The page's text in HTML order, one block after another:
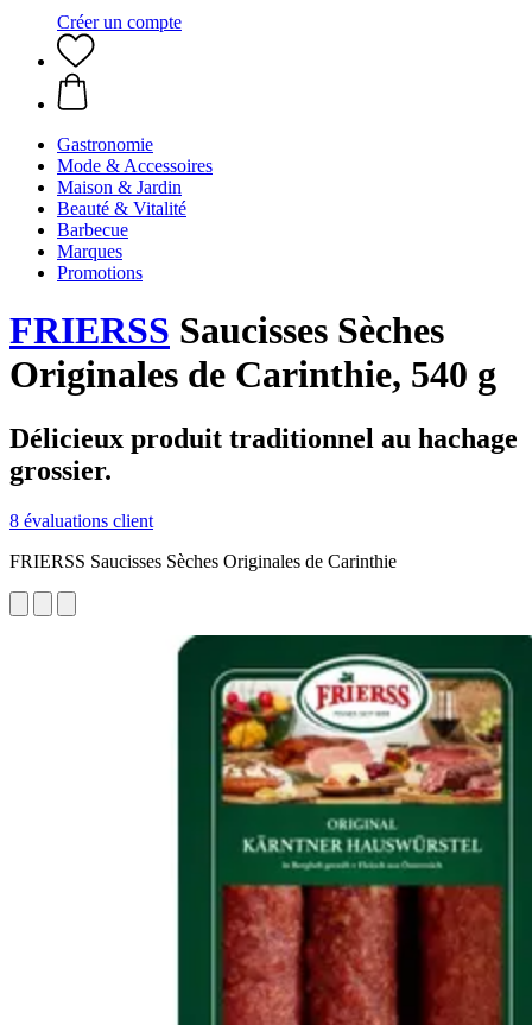
Créer un compte
Gastronomie
Mode & Accessoires
Maison & Jardin
Beauté & Vitalité
Barbecue
Marques
Promotions
FRIERSS Saucisses Sèches
Originales de Carinthie, 540 g
Délicieux produit traditionnel au hachage
grossier.
8 évaluations client
FRIERSS Saucisses Sèches Originales de Carinthie